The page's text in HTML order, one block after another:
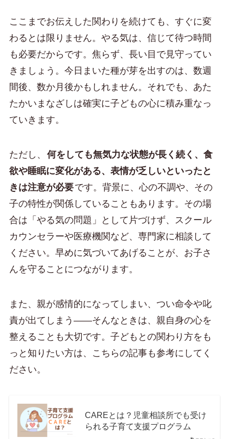
ここまでお伝えした関わりを続けても、すぐに変
わるとは限りません。やる気は、信じて待つ時間
も必要だからです。焦らず、長い目で見守ってい
きましょう。今日まいた種が芽を出すのは、数週
間後、数か月後かもしれません。それでも、あた
たかいまなざしは確実に子どもの心に積み重なっ
ていきます。
ただし、
何をしても無気力な状態が長く続く、食
欲や睡眠に変化がある、表情が乏しいといったと
きは注意が必要です。背景に、心の不調や、その
子の特性が関係していることもあります。その場
合は「やる気の問題」として片づけず、スクール
カウンセラーや医療機関など、専門家に相談して
ください。早めに気づいてあげることが、お子さ
んを守ることにつながります。
また、親が感情的になってしまい、つい命令や叱
責が出てしまう——そんなときは、親自身の心を
整えることも大切です。子どもとの関わり方をも
っと知りたい方は、こちらの記事も参考にしてく
ださい。
CAREとは？児童相談所でも受け
られる子育て支援プログラム